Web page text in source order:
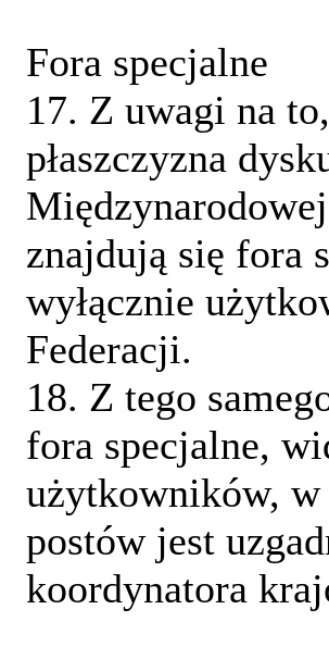
Fora specjalne
17. Z uwagi na
płaszczyzna
znajdują się fora
wyłącznie
Federacji.
18. Z tego
fora specjalne,
użytkowników, w
postów jest
koordynatora